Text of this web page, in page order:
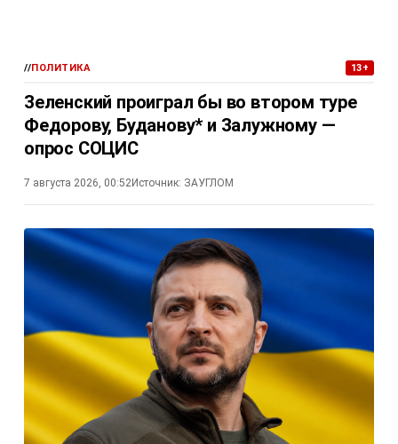
//ПОЛИТИКА 13+
Зеленский проиграл бы во втором туре
Федорову, Буданову* и Залужному —
опрос СОЦИС
7 августа 2026, 00:52Источник: ЗАУГЛОМ